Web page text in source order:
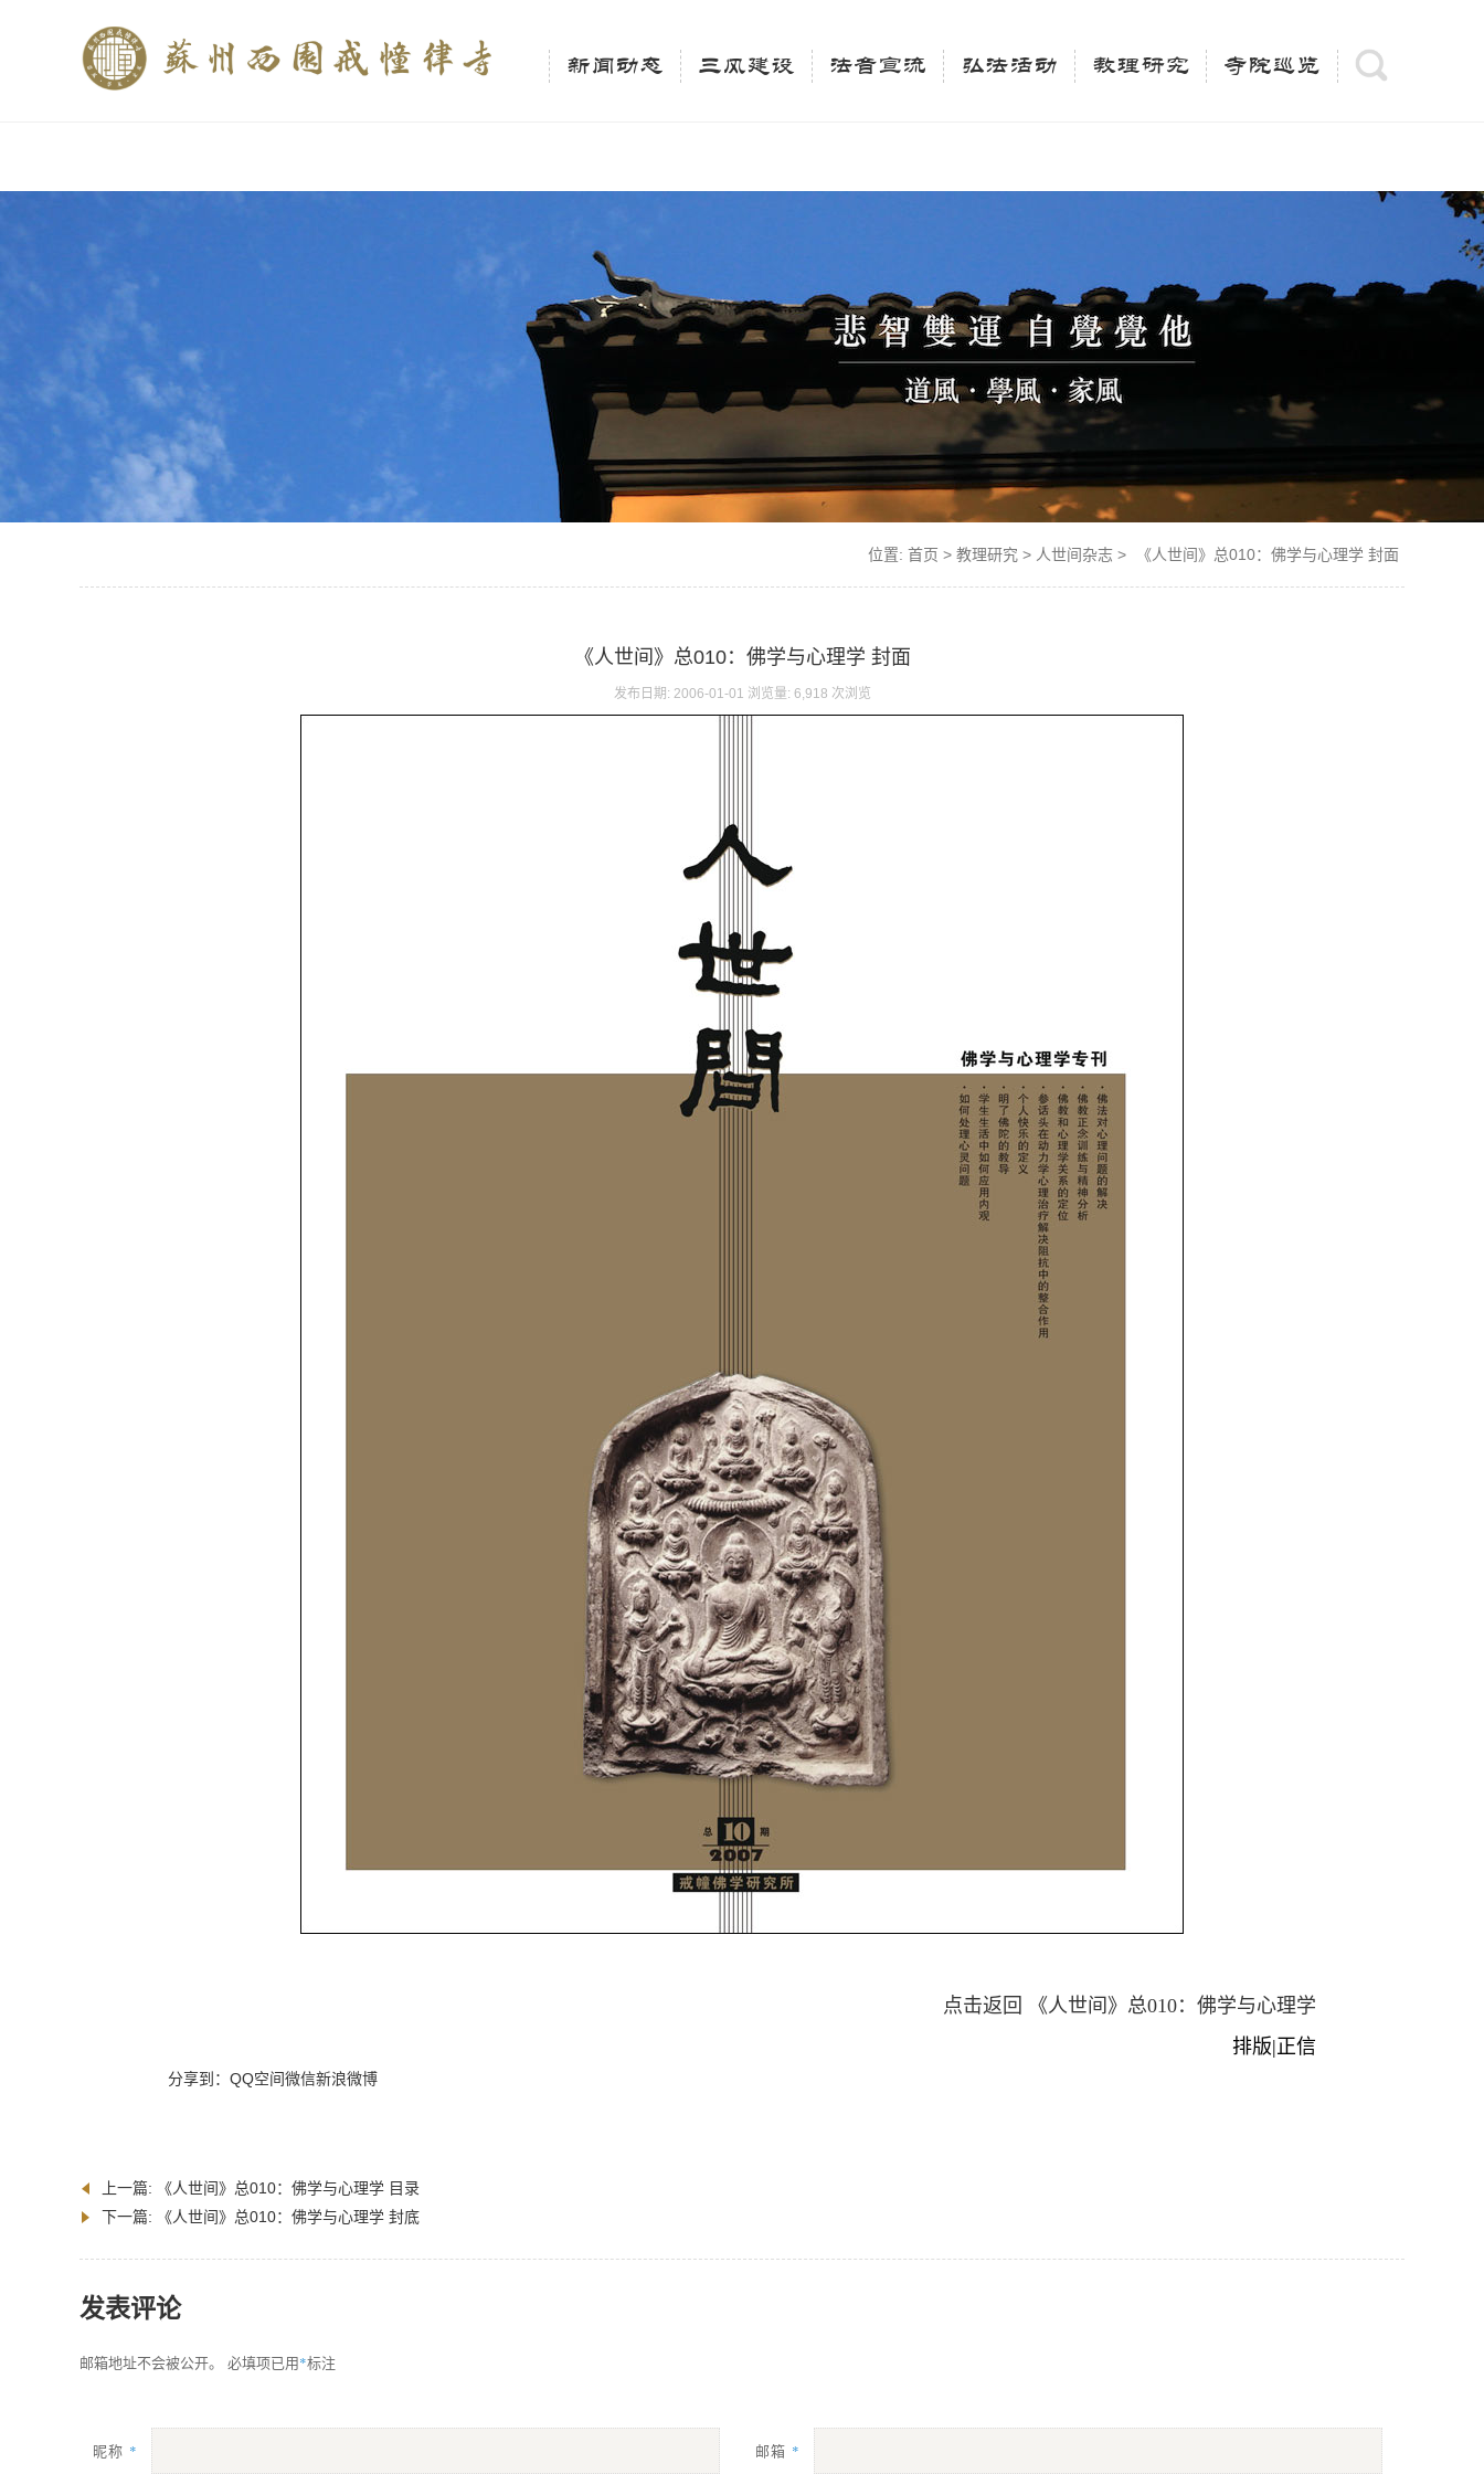
$description = category_description(); } elseif (is_tag()){ $keywords = single_tag_title('', false); $description = tag_description(); } $keywords = trim(strip_tags($keywords)); $description =
trim(strip_tags($description)); ?>
新闻动态 三风建设 法音宣流 弘法活动 教理研究 寺院巡览
位置: 首页 > 教理研究 > 人世间杂志 > 《人世间》总010：佛学与心理学 封面
《人世间》总010：佛学与心理学 封面
发布日期: 2006-01-01 浏览量: 6,918 次浏览
点击返回 《人世间》总010：佛学与心理学
排版|正信
分享到： QQ空间微信新浪微博
上一篇:
《人世间》总010：佛学与心理学 目录
下一篇:
《人世间》总010：佛学与心理学 封底
发表评论
邮箱地址不会被公开。 必填项已用*标注
昵称 * 邮箱 *